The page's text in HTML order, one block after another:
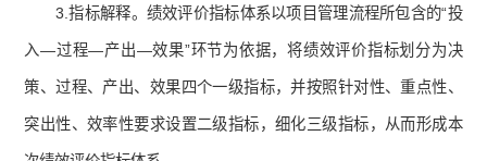
3.指标解释。绩效评价指标体系以项目管理流程所包含的“投
入—过程—产出—效果”环节为依据，将绩效评价指标划分为决
策、过程、产出、效果四个一级指标，并按照针对性、重点性、
突出性、效率性要求设置二级指标，细化三级指标，从而形成本